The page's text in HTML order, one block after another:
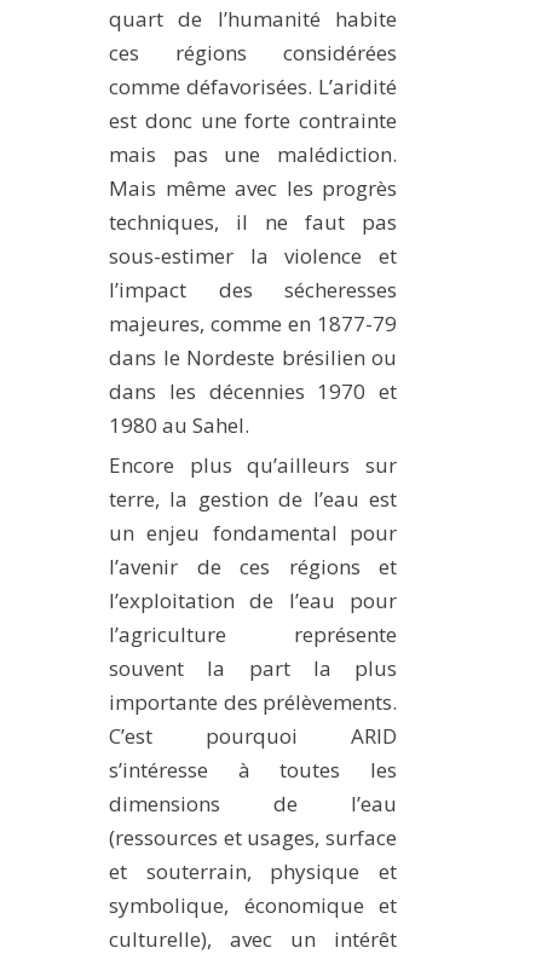
quart de l’humanité habite
ces régions considérées
comme défavorisées. L’aridité
est donc une forte contrainte
mais pas une malédiction.
Mais même avec les progrès
techniques, il ne faut pas
sous-estimer la violence et
l’impact des sécheresses
majeures, comme en 1877-79
dans le Nordeste brésilien ou
dans les décennies 1970 et
1980 au Sahel.
Encore plus qu’ailleurs sur
terre, la gestion de l’eau est
un enjeu fondamental pour
l’avenir de ces régions et
l’exploitation de l’eau pour
l’agriculture représente
souvent la part la plus
importante des prélèvements.
C’est pourquoi ARID
s’intéresse à toutes les
dimensions de l’eau
(ressources et usages, surface
et souterrain, physique et
symbolique, économique et
culturelle), avec un intérêt